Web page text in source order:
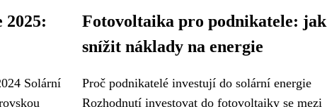
2025:
Solární
Fotovoltaika pro podnikatele: jak
snížit náklady na energie
Proč podnikatelé investují do solární energie
Rozhodnutí investovat do fotovoltaiky se mezi